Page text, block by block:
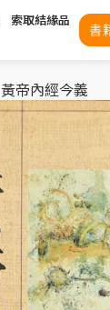
索取結緣品
書
黃帝內經今義